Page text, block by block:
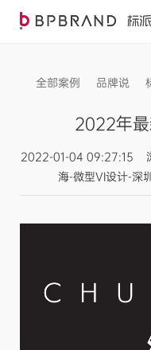
全部案例 品牌说
2022年
2022-01-04 09:27:15
海-微型VI设计-深